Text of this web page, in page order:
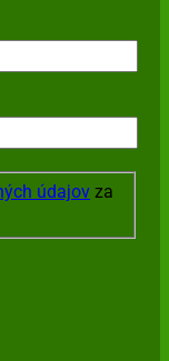
údajov za